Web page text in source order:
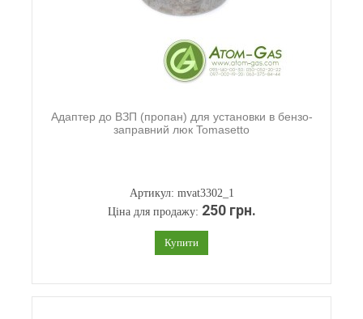
Адаптер до ВЗП (пропан) для установки в бензо-
заправний люк Tomasetto
Артикул: mvat3302_1
Ціна для продажу: 250 грн.
Купити